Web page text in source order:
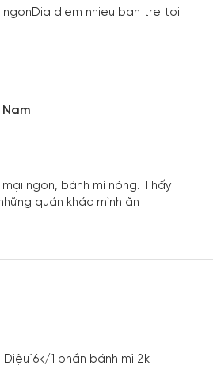
diem nhieu ban tre toi
ngon, bánh mì nóng. Thấy
quán khác mình ăn
1 phần bánh mì 2k -